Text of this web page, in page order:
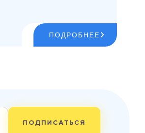
ПОДРОБНЕЕ
ПОДПИСАТЬСЯ